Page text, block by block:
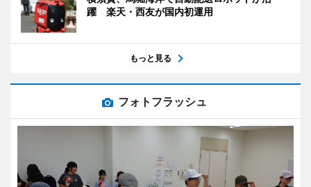
躍 楽天・西友が国内初運用
もっと見る
フォトフラッシュ